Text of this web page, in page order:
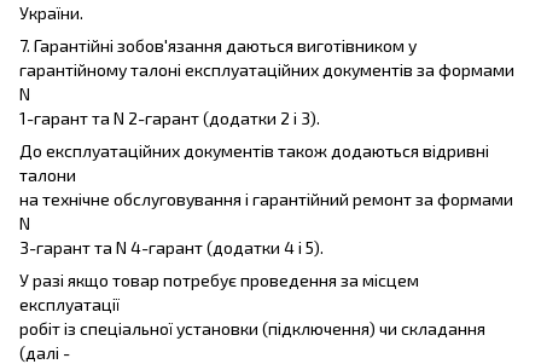
України.
7. Гарантійні зобов'язання даються виготівником у
гарантійному талоні експлуатаційних документів за формами
N
1-гарант та N 2-гарант (додатки 2 і 3).
До експлуатаційних документів також додаються відривні
талони
на технічне обслуговування і гарантійний ремонт за формами
N
3-гарант та N 4-гарант (додатки 4 і 5).
У разі якщо товар потребує проведення за місцем
експлуатації
робіт із спеціальної установки (підключення) чи складання
(далі -